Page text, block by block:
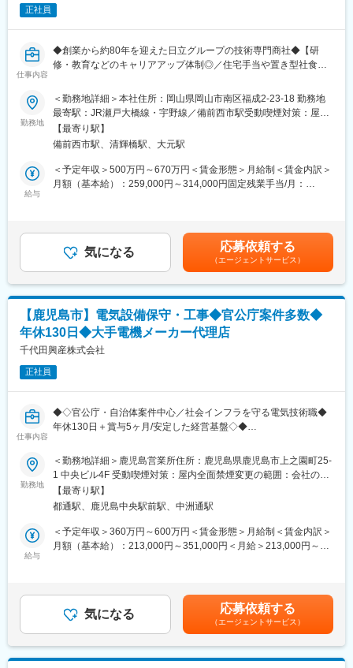
一定の経験を積んだ後は、個々の適性や経験に応じて設定された
ています。
・世の中の役に立つことで発注者やユーザーに感謝される
・社会インフラ設備のため、社会貢献でき、感謝される。
・自分が設計したものが形になっていく
変更の範囲：会社の定める業務
・大手ゼネコンとは異なり、長期間にわたる現場拘束はほとんど
ありません。
生した場合は、代休を取得できる体制を整えています。
※営業エリア：岡山県西部エリア
■部署構成：
＜環境エンジニアリング部 二部＞
6人（男4人女2人）
最終面接後に、これまでのご経験やスキルを考慮し、適切な役職
をご用意いたします。
職場は広々とした新しく綺麗なワンフロアで、営業と技術、その
他の部署とのコミュニケーションが取りやすく、部門を超えて協
力し合える風土があります。
置き型社食等も導入し社内コミュニケーションを活発化するだけ
でなく、企業内保育園も社会に先駆けて常備するなど、人財を大
事にしている会社です。
変更の範囲：会社の定める業務
正社員
仕事内容
◆創業から約80年を迎えた日立グループの技術専門商社◆【研
修・教育などのキャリアアップ体制◎／住宅手当や置き型社食等
■募集背景：
当社では、2030年の事業目標達成に向けた体制強化を進めてお
り、電気制御システム部においても、より高度な技術対応力と柔
軟な施工体制の構築を目指しています。これに伴い、新たな仲間
を募集いたします。
■業務内容：
具体的には、建物や工場などの各種設備における電気設備の設計
を行い、その後、設計内容に基づいて必要な資材や機器、工事費
用などを正確に積算し、プロジェクト全体のコスト管理に貢献し
を担っていただきます。協力会社や関係各所との調整を図りなが
ら、円滑な工事の進行と高品質な施工の実現を目指していただく
重要なポジションです。
（1）各部署からのご依頼を受付
社内の各部署より、電気設備や制御に関するご依頼をいただきま
（2）現地調査・お打ち合わせ
現場にて状況を確認し、お客様と詳細な打ち合わせを行います。
内容に応じて、工事や設計にかかる費用を算出し、お見積書を作
成いたします。
※比較的シンプルな案件については、営業担当が見積作成まで対応
する場合もございます。
受注が決定した案件については、電気設備や制御システムの設計
を行います。
設計図に基づき、必要な制御盤や配線部材などの製作を行いま
す。
（6）工事の実施
現場での施工を行います。工事の規模に応じて、社内で対応する
場合と、外部の電気業者と連携する場合がございます。
勤務地
＜勤務地詳細＞本社住所：岡山県岡山市南区福成2-23-18 勤務地
最寄駅：JR瀬戸大橋線・宇野線／備前西市駅受動喫煙対策：屋内
全面禁煙変更の範囲：会社の定める事業所（リモートワーク含
む）
【最寄り駅】
備前西市駅、清輝橋駅、大元駅
給与
＜予定年収＞500万円～670万円＜賃金形態＞月給制＜賃金内訳＞
月額（基本給）：259,000円～314,000円固定残業手当/月：
与については役職により変わります。 入社後の役職については、
これまでのご経験やスキルを十分に考慮し、適切なポジションを
ご用意いたします。 ■昇給：年1回（昨年6月実績）■賞与：年2回
（上期12月・下期3月／過去実績4.5～7.2ヶ月分）賃金はあくまで
も目安の金額であり、選考を通じて上下する可能性があります。
月給(月額)は固定手当を含めた表記です。
気になる 応募依頼する
（エージェントサービス）
【鹿児島市】電気設備保守・工事◆官公庁案件多数◆
年休130日◆大手電機メーカー代理店
千代田興産株式会社
正社員
仕事内容
◆◇官公庁・自治体案件中心／社会インフラを守る電気技術職◆
年休130日＋賞与5ヶ月/安定した経営基盤◇◆
国土交通省や自治体、病院・工場などからの受注案件が増加して
おり、鹿児島営業所の体制強化が急務となっています。保守専
任・工事専任・両方対応いずれのキャリアも歓迎し、鹿児島を拠
点に長期的にご活躍いただける電気技術者を増員募集します。
■業務内容
国交省や自治体などの公共案件から民間プロジェクトまで、案件
数は安定。受変電・発電設備のプロフェッショナルとして、県内
の現場で保守や施工管理のスキルを磨けるお仕事です。
・民間の設備：工場、病院、ゴルフ場 等
【業務に関する補足】
・保守業務は、定期的に設備納入先へ訪問し、設備に異常がない
勤務地
＜勤務地詳細＞鹿児島営業所住所：鹿児島県鹿児島市上之園町25-
1 中央ビル4F 受動喫煙対策：屋内全面禁煙変更の範囲：会社の定
める事業所
【最寄り駅】
都通駅、鹿児島中央駅前駅、中洲通駅
給与
＜予定年収＞360万円～600万円＜賃金形態＞月給制＜賃金内訳＞
月額（基本給）：213,000円～351,000円＜月給＞213,000円～
代 360万円 30代：400万円 40代：460万円賃金はあくまでも
目安の金額であり、選考を通じて上下する可能性があります。月
給(月額)は固定手当を含めた表記です。
気になる 応募依頼する
（エージェントサービス）